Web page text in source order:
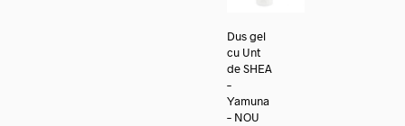
Dus gel
cu Unt
de SHEA
–
Yamuna
– NOU